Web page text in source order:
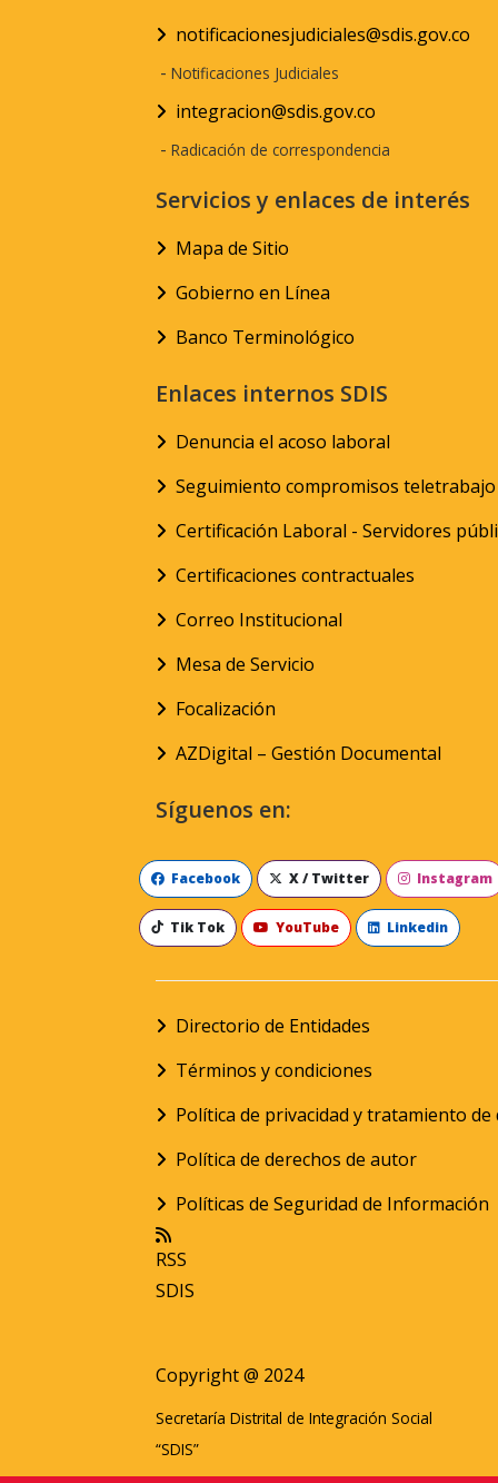
notificacionesjudiciales@sdis.gov.co
- Notificaciones Judiciales
integracion@sdis.gov.co
- Radicación de correspondencia
Servicios y enlaces de interés
Mapa de Sitio
Gobierno en Línea
Banco Terminológico
Enlaces internos SDIS
Denuncia el acoso laboral
Seguimiento compromisos teletrabajo
Certificación Laboral - Servidores
Certificaciones contractuales
Correo Institucional
Mesa de Servicio
Focalización
AZDigital – Gestión Documental
Síguenos en:
Facebook X / Twitter Instagram
Tik Tok YouTube Linkedin
Directorio de Entidades
Términos y condiciones
Política de privacidad y tratamiento
Política de derechos de autor
Políticas de Seguridad de Información
RSS
SDIS
Copyright @ 2024
Secretaría Distrital de Integración Social
“SDIS”